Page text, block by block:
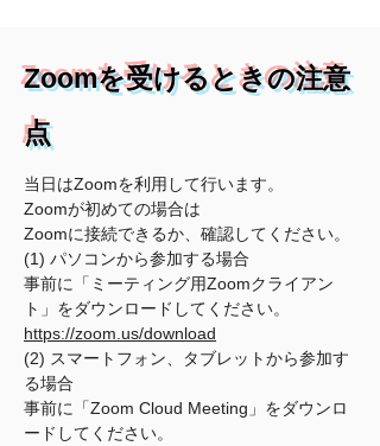
Zoomを受けるときの注意
点
当日はZoomを利用して行います。
Zoomが初めての場合は
Zoomに接続できるか、確認してください。
(1) パソコンから参加する場合
事前に「ミーティング用Zoomクライアン
ト」をダウンロードしてください。
https://zoom.us/download
(2) スマートフォン、タブレットから参加す
る場合
事前に「Zoom Cloud Meeting」をダウンロ
ードしてください。